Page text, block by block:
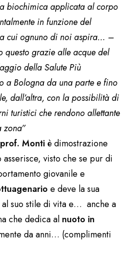
biochimica applicata al corpo
in funzione del
cui ognuno di noi aspira… –
questo grazie alle acque del
della Salute Più
a Bologna da una parte e fino
dall’altra, con la possibilità di
turistici che rendono allettante
zona”
prof. Montiè dimostrazione
visto che se pur di
giovanile e
e deve la sua
al suo stile di vita e… anche a
che dedica al nuoto in
da anni… (complimenti